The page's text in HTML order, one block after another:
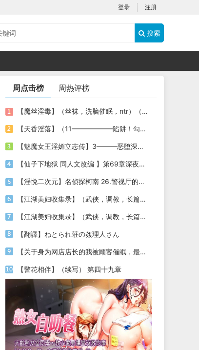
登录 注册
搜索
周点击榜 周热评榜
【魔丝淫毒】（丝袜，洗脑催眠，ntr）（24）（我不想）
【天香淫落】（11——————陷阱！勾结的警局调教（下））
【魅魔女王淫媚立志传】3———恶堕深渊的开端
【仙子下地狱 同人文改编 】第69章深夜窥淫戏 交心与交性(二)(纯爱+各种情趣玩法)
【淫悦二次元】名侦探柯南 26.警视厅的隐藏淫娃
【江湖美妇收集录】（武侠，调教，长篇）（6）（师娘篇）
【江湖美妇收集录】（武侠，调教，长篇）（13）（下山历练篇）
【翻譯】ねとられ荘の姦理人さん
【关于身为网店店长的我被顾客催眠，最终堕落为丝袜发情母狗这件事】（18～20）
【警花相伴】（续写） 第四十九章